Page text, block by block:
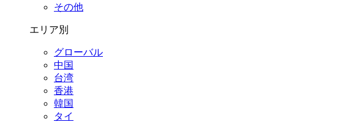
その他
エリア別
グローバル
中国
台湾
香港
韓国
タイ